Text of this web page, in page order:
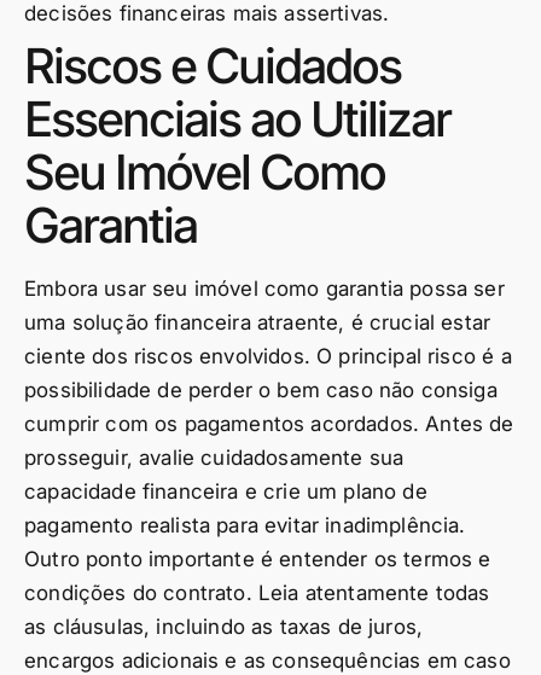
decisões financeiras mais assertivas.
Riscos e Cuidados
Essenciais ao Utilizar
Seu Imóvel Como
Garantia
Embora usar seu imóvel como garantia possa ser
uma solução financeira atraente, é crucial estar
ciente dos riscos envolvidos. O principal risco é a
possibilidade de perder o bem caso não consiga
cumprir com os pagamentos acordados. Antes de
prosseguir, avalie cuidadosamente sua
capacidade financeira e crie um plano de
pagamento realista para evitar inadimplência.
Outro ponto importante é entender os termos e
condições do contrato. Leia atentamente todas
as cláusulas, incluindo as taxas de juros,
encargos adicionais e as consequências em caso